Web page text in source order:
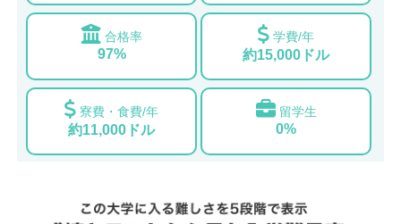
合格率
97%
学費/年
約15,000ドル
寮費・食費/年
約11,000ドル
留学生
0%